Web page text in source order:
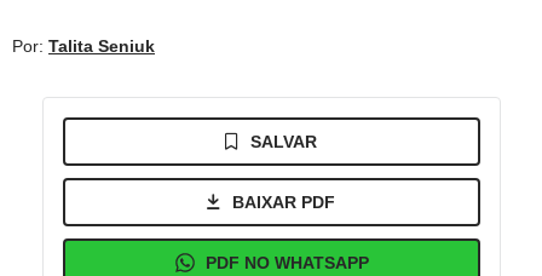
Por: Talita Seniuk
SALVAR
BAIXAR PDF
PDF NO WHATSAPP